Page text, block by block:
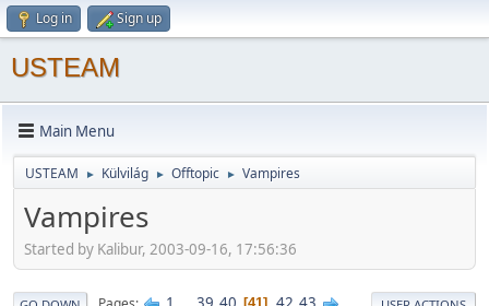
Log in Sign up
USTEAM
Main Menu
USTEAM ► Külvilág ► Offtopic ► Vampires
Vampires
Started by Kalibur, 2003-09-16, 17:56:36